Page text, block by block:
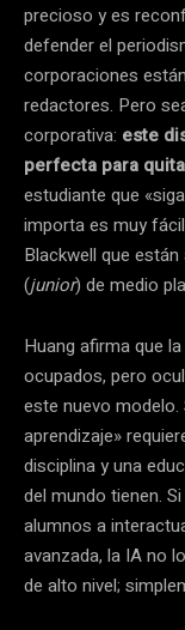
precioso y es
defender el
corporaciones
redactores. Pero
corporativa: este
perfecta para
estudiante que
importa es muy
Blackwell que
(junior) de medio
Huang afirma que
ocupados, pero
este nuevo modelo.
aprendizaje»
disciplina y una
del mundo tienen.
alumnos a
avanzada, la IA no
de alto nivel;